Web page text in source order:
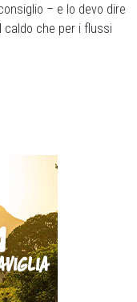
– e lo devo dire
caldo che per i flussi